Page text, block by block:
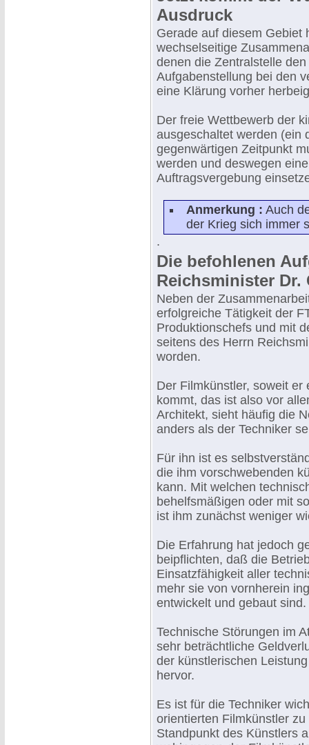
Ausdruck
Gerade auf diesem Gebiet
wechselseitige
denen die Zentralstelle
Aufgabenstellung bei den
eine Klärung vorher
Der freie Wettbewerb der
ausgeschaltet werden (ein
gegenwärtigen Zeitpunkt
werden und deswegen
Auftragsvergebung
Anmerkung : Auch
der Krieg sich immer
.
Die befohlenen
Reichsminister Dr.
Neben der
erfolgreiche Tätigkeit der
Produktionschefs und mit
seitens des Herrn
worden.
Der Filmkünstler, soweit
kommt, das ist also vor
Architekt, sieht häufig die
anders als der Techniker
Für ihn ist es
die ihm vorschwebenden
kann. Mit welchen
behelfsmäßigen oder mit
ist ihm zunächst weniger
Die Erfahrung hat jedoch
beipflichten, daß die
Einsatzfähigkeit aller
mehr sie von vornherein
entwickelt und gebaut sind.
Technische Störungen im
sehr beträchtliche
der künstlerischen
hervor.
Es ist für die Techniker
orientierten Filmkünstler
Standpunkt des Künstlers